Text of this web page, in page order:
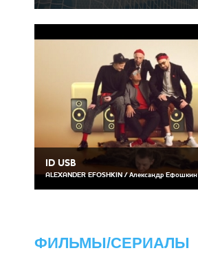
ID USB
ALEXANDER EFOSHKIN / Александр Ефошкин
ФИЛЬМЫ/СЕРИАЛЫ